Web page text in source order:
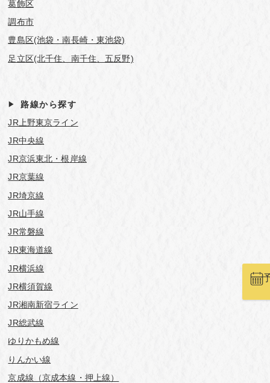
葛飾区
調布市
豊島区(池袋・南長崎・東池袋)
足立区(北千住、南千住、五反野)
路線から探す
JR上野東京ライン
JR中央線
JR京浜東北・根岸線
JR京葉線
JR埼京線
JR山手線
JR常磐線
JR東海道線
JR横浜線
JR横須賀線
JR湘南新宿ライン
JR総武線
ゆりかもめ線
りんかい線
京成線（京成本線・押上線）